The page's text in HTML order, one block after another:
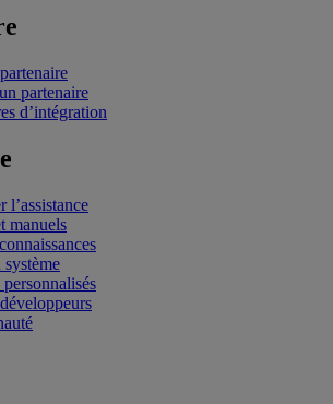
partenaire
d’intégration
l’assistance
manuels
système